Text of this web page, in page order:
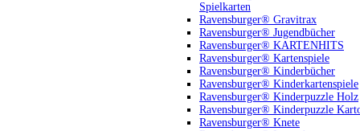
Spielkarten
Ravensburger® Gravitrax
Ravensburger® Jugendbücher
Ravensburger® KARTENHITS
Ravensburger® Kartenspiele
Ravensburger® Kinderbücher
Ravensburger® Kinderkartenspiele
Ravensburger® Kinderpuzzle Holz
Ravensburger® Kinderpuzzle
Ravensburger® Knete